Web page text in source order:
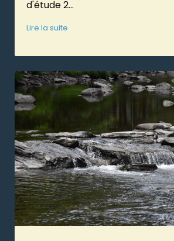
d'étude 2...
Lire la suite